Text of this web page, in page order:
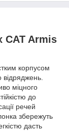
CAT Armis
корпусом
відряджень.
міцного
до
речей
збережуть
дасть